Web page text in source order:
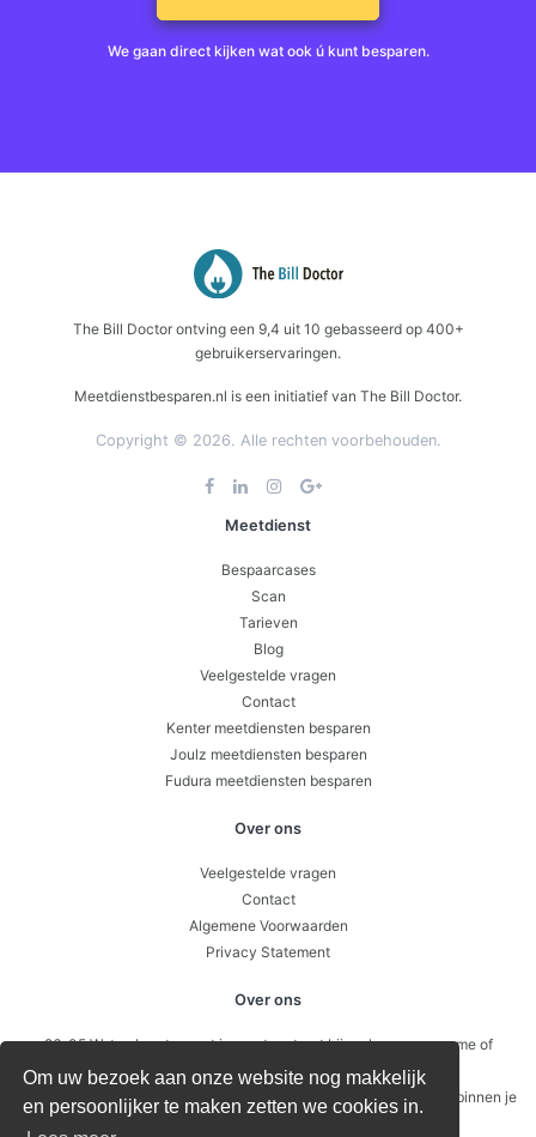
Om uw bezoek aan onze website nog makkelijk
en persoonlijker te maken zetten we cookies in.
We gaan direct kijken wat ook ú kunt besparen.
The Bill Doctorontving een 9,4 uit 10 gebasseerd op 400+
gebruikerservaringen.
Meetdienstbesparen.nl is een initiatief van The Bill Doctor.
Copyright © 2026. Alle rechten voorbehouden.
Meetdienst
Bespaarcases
Scan
Tarieven
Blog
Veelgestelde vragen
Contact
Kenter meetdiensten besparen
Joulz meetdiensten besparen
Fudura meetdiensten besparen
Over ons
Veelgestelde vragen
Contact
Algemene Voorwaarden
Privacy Statement
Over ons
26-05 Wat gebeurt er met je meetcontract bij verkoop, overname of
faillissement?
12-05 Submetering – wanneer is het slim om intern door te meten binnen je